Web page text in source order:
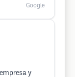
Google
y